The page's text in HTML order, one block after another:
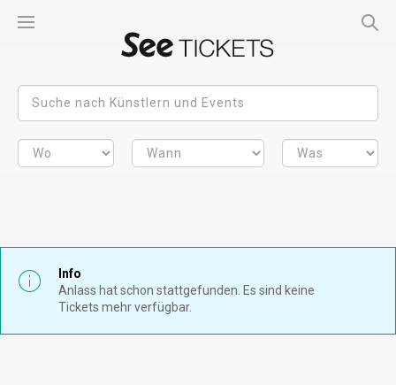
Info
Anlass hat schon stattgefunden. Es sind keine
Tickets mehr verfügbar.